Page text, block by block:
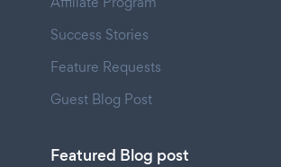
Success Stories
Feature Requests
Guest Blog Post
Featured Blog post